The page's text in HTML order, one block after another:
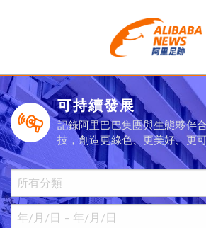
可持續發展
記錄阿里巴巴集團與生態夥伴
技，創造更綠色、更美好、更